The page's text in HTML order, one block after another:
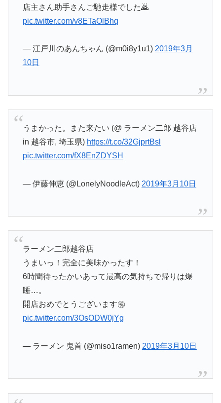
店主さん助手さんご馳走様でした🙇
pic.twitter.com/v8ETaOlBhq
— 江戸川のあんちゃん (@m0i8y1u1) 2019年3月
10日
うまかった。また来たい (@ ラーメン二郎 越谷店
in 越谷市, 埼玉県) https://t.co/32GjprtBsl
pic.twitter.com/fX8EnZDYSH
— 伊藤伸恵 (@LonelyNoodleAct) 2019年3月10日
ラーメン二郎越谷店
うまいっ！完全に美味かったす！
6時間待ったかいあって最高の気持ちで帰りは爆
睡…。
開店おめでとうございます㊗️
pic.twitter.com/3OsODW0jYg
— ラーメン 鬼首 (@miso1ramen) 2019年3月10日